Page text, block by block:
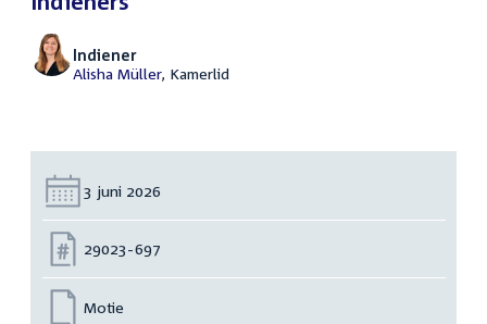
Indiener
Alisha Müller, Kamerlid
Datum:
3 juni 2026
Nummer:
29023-697
Motie